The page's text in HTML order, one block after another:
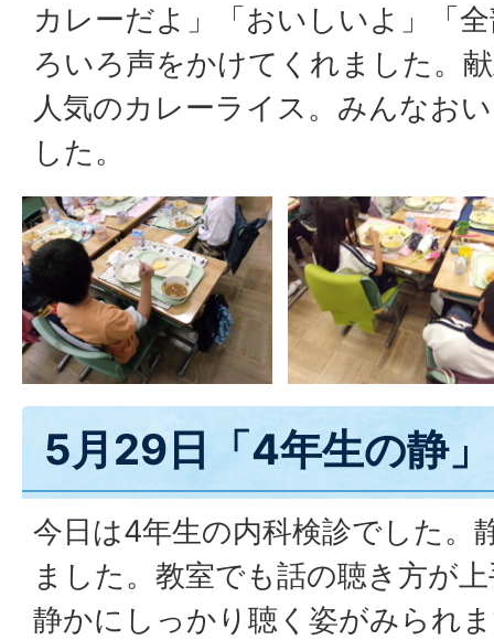
カレーだよ」「おいしいよ」「
ろいろ声をかけてくれました。
人気のカレーライス。みんなお
した。
5月29日「4年生の静」
今日は4年生の内科検診でした。
ました。教室でも話の聴き方が
静かにしっかり聴く姿がみられ